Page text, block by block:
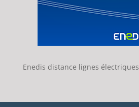
Enedis distance lignes électriques